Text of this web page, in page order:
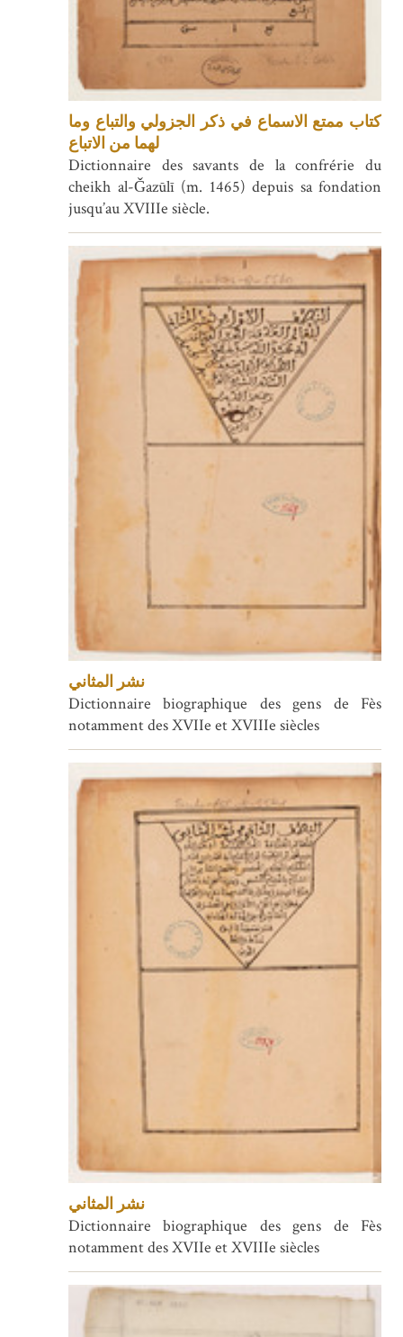
كتاب ممتع الاسماع في ذكر الجزولي والتباع وما
لهما من الاتباع
Dictionnaire des savants de la confrérie du
cheikh al-Ǧazūlī (m. 1465) depuis sa fondation
jusqu’au XVIIIe siècle.
نشر المثاني
Dictionnaire biographique des gens de Fès
notamment des XVIIe et XVIIIe siècles
نشر المثاني
Dictionnaire biographique des gens de Fès
notamment des XVIIe et XVIIIe siècles